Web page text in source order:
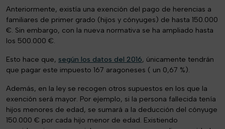
Anteriormente, existía una exención del pago de herencias a
familiares de primer grado (hijos y cónyuges) de hasta 150.000
€. Sin embargo, con la nueva normativa se ha ampliado hasta
los 500.000 €.
Esto hace que, según los datos del 2016, únicamente tendrán
que pagar este impuesto 167 aragoneses ( un 0,67 %).
Además, en la ley se recogen otros supuestos en los que la
exención será mayor. Por ejemplo, si la persona fallecida tenía
hijos menores de edad, se sumará a la deducción del cónyuge
150.000 € por cada hijo menor de edad. Existiendo